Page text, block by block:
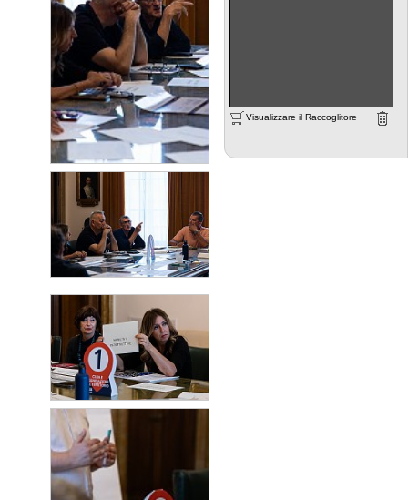
Visualizzare il Raccoglitore